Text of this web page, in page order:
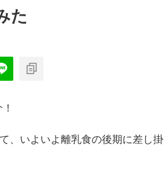
た
、いよいよ離乳食の後期に差し掛